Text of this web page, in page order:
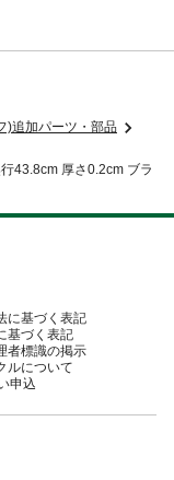
)追加パーツ・部品
43.8cm 厚さ0.2cm ブラ
に基づく表記
基づく表記
者標識の掲示
ルについて
申込